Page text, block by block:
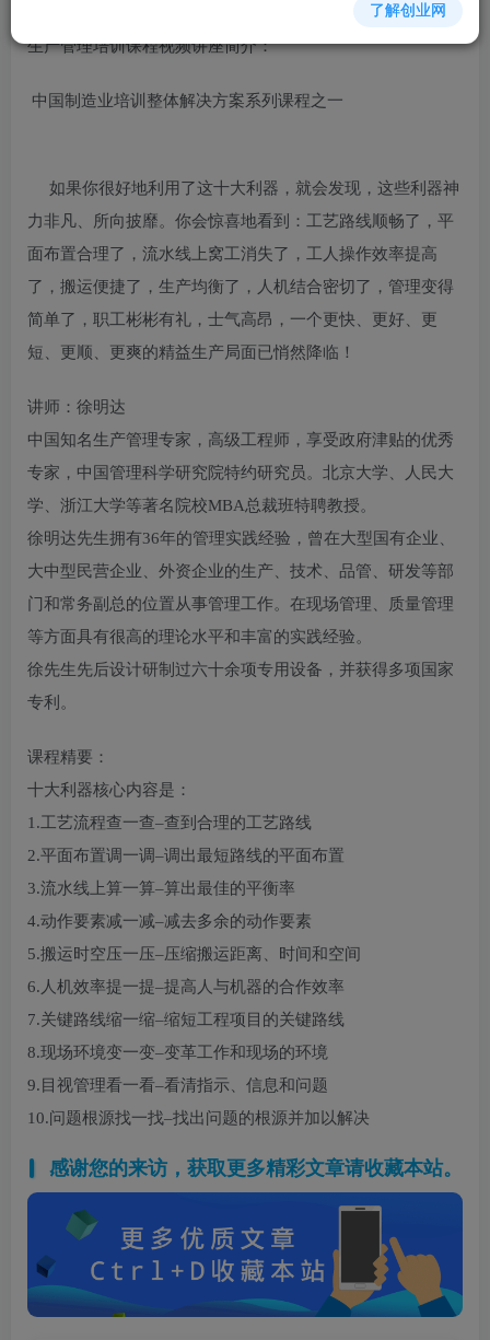
生产管理培训课程视频讲座简介：
中国制造业培训整体解决方案系列课程之一
如果你很好地利用了这十大利器，就会发现，这些利器神
力非凡、所向披靡。你会惊喜地看到：工艺路线顺畅了，平
面布置合理了，流水线上窝工消失了，工人操作效率提高
了，搬运便捷了，生产均衡了，人机结合密切了，管理变得
简单了，职工彬彬有礼，士气高昂，一个更快、更好、更
短、更顺、更爽的精益生产局面已悄然降临！
讲师：徐明达
中国知名生产管理专家，高级工程师，享受政府津贴的优秀
专家，中国管理科学研究院特约研究员。北京大学、人民大
学、浙江大学等著名院校MBA总裁班特聘教授。
徐明达先生拥有36年的管理实践经验，曾在大型国有企业、
大中型民营企业、外资企业的生产、技术、品管、研发等部
门和常务副总的位置从事管理工作。在现场管理、质量管理
等方面具有很高的理论水平和丰富的实践经验。
徐先生先后设计研制过六十余项专用设备，并获得多项国家
专利。
课程精要：
十大利器核心内容是：
1.工艺流程查一查–查到合理的工艺路线
2.平面布置调一调–调出最短路线的平面布置
3.流水线上算一算–算出最佳的平衡率
4.动作要素减一减–减去多余的动作要素
5.搬运时空压一压–压缩搬运距离、时间和空间
6.人机效率提一提–提高人与机器的合作效率
7.关键路线缩一缩–缩短工程项目的关键路线
8.现场环境变一变–变革工作和现场的环境
9.目视管理看一看–看清指示、信息和问题
10.问题根源找一找–找出问题的根源并加以解决
感谢您的来访，获取更多精彩文章请收藏本站。
了解创业网